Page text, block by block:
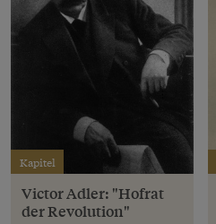
Kapitel
Victor Adler: "Hofrat
der Revolution"